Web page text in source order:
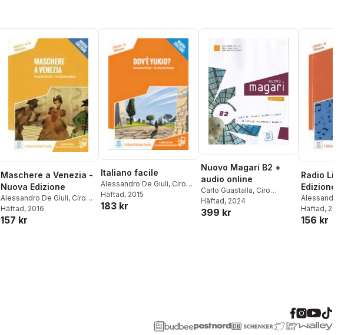
Maschere a Venezia -
Nuova Edizione
Alessandro De Giuli, Ciro
Massimo Naddeo
Häftad, 2016
157 kr
Italiano facile
Alessandro De Giuli, Ciro
Massimo Naddeo
Häftad, 2015
183 kr
Nuovo Magari B2 +
audio online
Carlo Guastalla, Ciro
Massimo Naddeo
Alessandro De Giuli
Häftad, 2024
399 kr
Radio Lina -
Edizione
Alessandro De
Massimo
Häftad, 2016
156 kr